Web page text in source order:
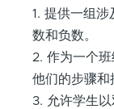
1. 提供一组
数和负数。
2. 作为一个
他们的步骤和
3. 允许学生